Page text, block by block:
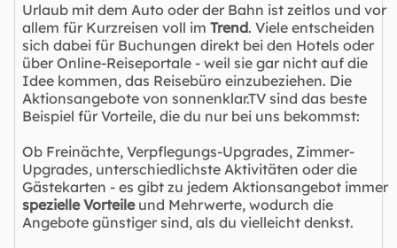
Urlaub mit dem Auto oder der Bahn ist zeitlos und vor
allem für Kurzreisen voll im Trend. Viele entscheiden
sich dabei für Buchungen direkt bei den Hotels oder
über Online-Reiseportale - weil sie gar nicht auf die
Idee kommen, das Reisebüro einzubeziehen. Die
Aktionsangebote von sonnenklar.TV sind das beste
Beispiel für Vorteile, die du nur bei uns bekommst:
Ob Freinächte, Verpflegungs-Upgrades, Zimmer-
Upgrades, unterschiedlichste Aktivitäten oder die
Gästekarten - es gibt zu jedem Aktionsangebot immer
spezielle Vorteileund Mehrwerte, wodurch die
Angebote günstiger sind, als du vielleicht denkst.